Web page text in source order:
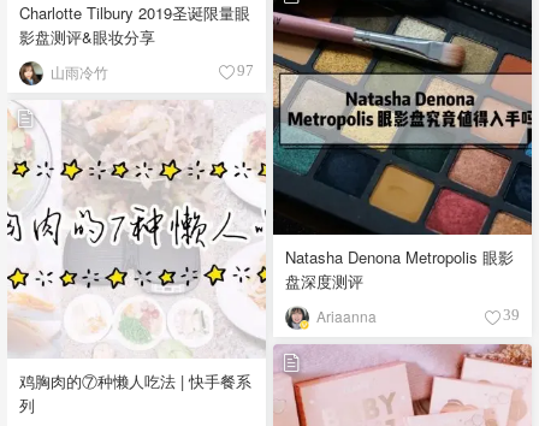
Charlotte Tilbury 2019圣诞限量眼
影盘测评&眼妆分享
山雨冷竹 97
Natasha Denona Metropolis 眼影
盘深度测评
Ariaanna 39
鸡胸肉的⑦种懒人吃法 | 快手餐系
列